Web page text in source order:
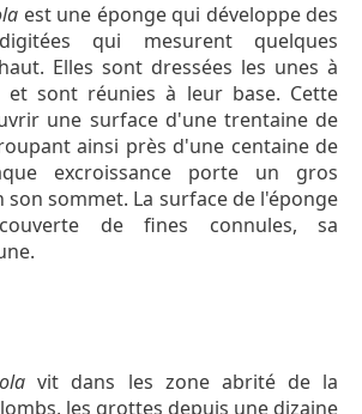
est une éponge qui développe des
qui mesurent quelques
Elles sont dressées les unes à
et sont réunies à leur base. Cette
une surface d'une trentaine de
ainsi près d'une centaine de
excroissance porte un gros
son sommet. La surface de l'éponge
de fines connules, sa
vit dans les zone abrité de la
les grottes depuis une dizaine